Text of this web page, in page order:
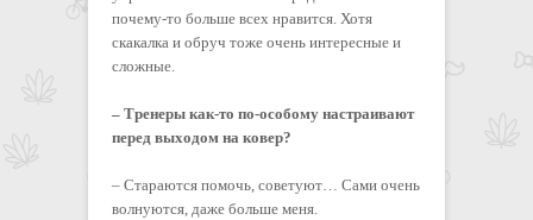
почему-то больше всех нравится. Хотя
скакалка и обруч тоже очень интересные и
сложные.
– Тренеры как-то по-особому настраивают
перед выходом на ковер?
– Стараются помочь, советуют… Сами очень
волнуются, даже больше меня.